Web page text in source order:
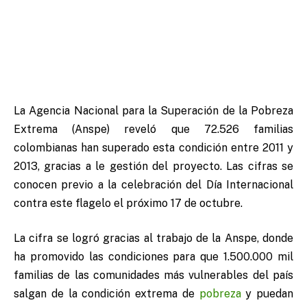
La Agencia Nacional para la Superación de la Pobreza
Extrema (Anspe) reveló que 72.526 familias
colombianas han superado esta condición entre 2011 y
2013, gracias a le gestión del proyecto. Las cifras se
conocen previo a la celebración del Día Internacional
contra este flagelo el próximo 17 de octubre.
La cifra se logró gracias al trabajo de la Anspe, donde
ha promovido las condiciones para que 1.500.000 mil
familias de las comunidades más vulnerables del país
salgan de la condición extrema de pobrezay puedan